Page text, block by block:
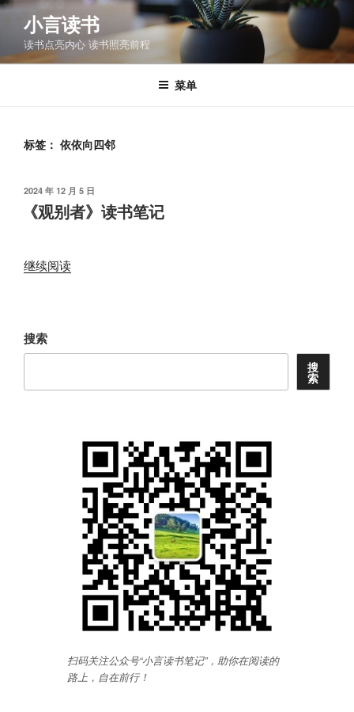
跳
容
小言读书
读书点亮内心 读书照亮前程
菜单
标签： 依依向四邻
发
2024 年 12 月 5 日
《观别者》读书笔记
继续阅读“《观
笔
搜索
搜
索
扫码关注公众号“小言读书笔记”，助你在阅读的
路上，自在前行！